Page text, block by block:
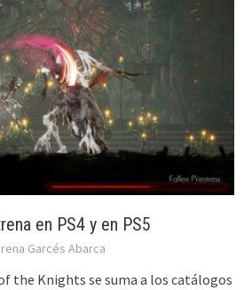
en PS4 y en PS5
Garcés Abarca
the Knights se suma a los catálogos